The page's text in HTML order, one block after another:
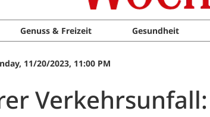
Genuss & Freizeit Gesundheit
11/20/2023, 11:00 PM